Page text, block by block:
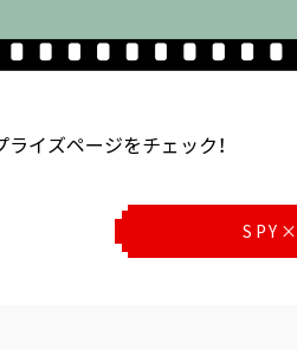
ライズページをチェック！